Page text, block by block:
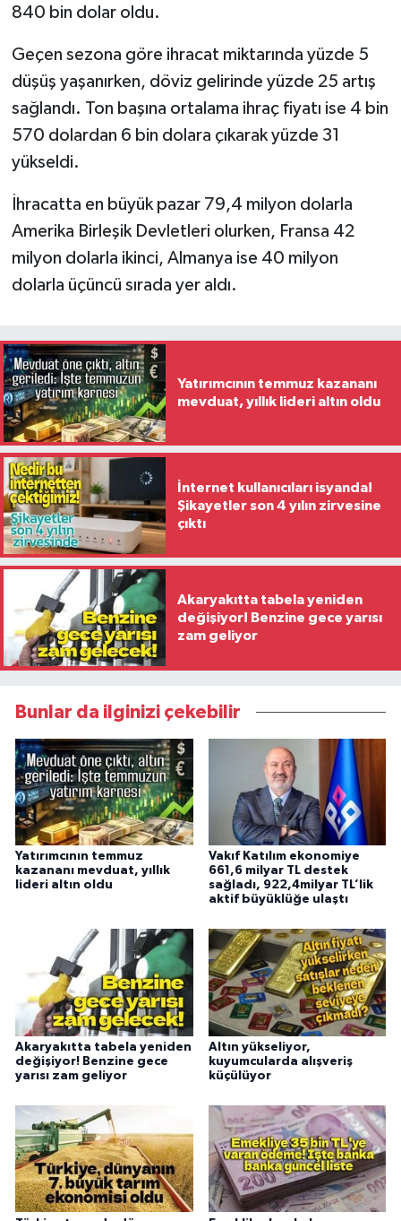
840 bin dolar oldu.
Geçen sezona göre ihracat miktarında yüzde 5
düşüş yaşanırken, döviz gelirinde yüzde 25 artış
sağlandı. Ton başına ortalama ihraç fiyatı ise 4 bin
570 dolardan 6 bin dolara çıkarak yüzde 31
yükseldi.
İhracatta en büyük pazar 79,4 milyon dolarla
Amerika Birleşik Devletleri olurken, Fransa 42
milyon dolarla ikinci, Almanya ise 40 milyon
dolarla üçüncü sırada yer aldı.
Yatırımcının temmuz kazananı
mevduat, yıllık lideri altın oldu
İnternet kullanıcıları isyanda!
Şikayetler son 4 yılın zirvesine
çıktı
Akaryakıtta tabela yeniden
değişiyor! Benzine gece yarısı
zam geliyor
Bunlar da ilginizi çekebilir
Yatırımcının temmuz
kazananı mevduat, yıllık
lideri altın oldu
Vakıf Katılım ekonomiye
661,6 milyar TL destek
sağladı, 922,4milyar TL’lik
aktif büyüklüğe ulaştı
Akaryakıtta tabela yeniden
değişiyor! Benzine gece
yarısı zam geliyor
Altın yükseliyor,
kuyumcularda alışveriş
küçülüyor